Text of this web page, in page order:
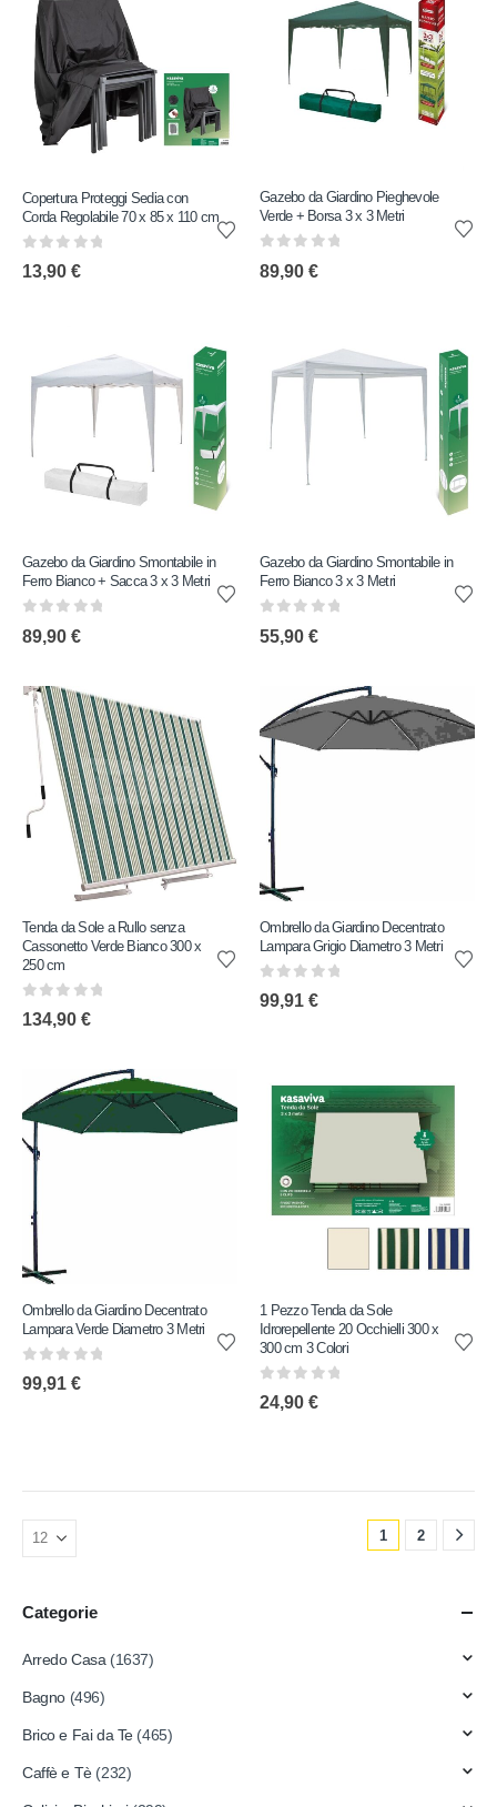
Copertura Proteggi Sedia con
Corda Regolabile 70 x 85 x 110 cm
0 out of 5
13,90 €
Gazebo da Giardino Pieghevole
Verde + Borsa 3 x 3 Metri
89,90 €
Gazebo da Giardino Smontabile in
Ferro Bianco + Sacca 3 x 3 Metri
89,90 €
Gazebo da Giardino Smontabile in
Ferro Bianco 3 x 3 Metri
55,90 €
Tenda da Sole a Rullo senza
Cassonetto Verde Bianco 300 x
250 cm
134,90 €
Ombrello da Giardino Decentrato
Lampara Grigio Diametro 3 Metri
99,91 €
Ombrello da Giardino Decentrato
Lampara Verde Diametro 3 Metri
0 out of 5
99,91 €
1 Pezzo Tenda da Sole
Idrorepellente 20 Occhielli 300 x
300 cm 3 Colori
0 out of 5
24,90 €
1 2
Categorie
Arredo Casa (1637)
Bagno (496)
Brico e Fai da Te (465)
Caffè e Tè (232)